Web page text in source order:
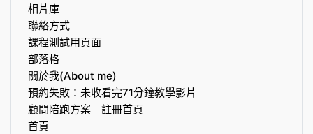
相片庫
聯絡方式
課程測試用頁面
部落格
關於我(About me)
預約失敗：未收看完71分鐘教學影片
顧問陪跑方案｜註冊首頁
首頁